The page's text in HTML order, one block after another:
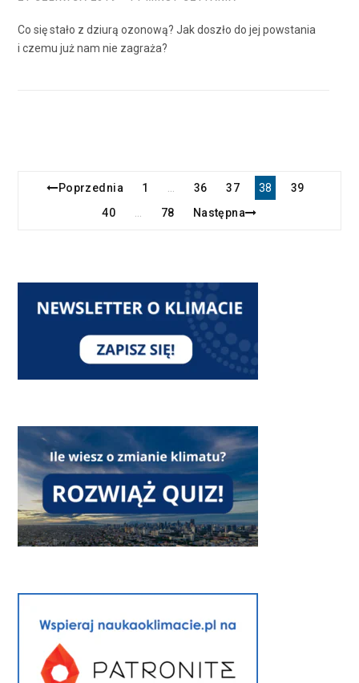
Co się stało z dziurą ozonową? Jak doszło do jej powstania
i czemu już nam nie zagraża?
Poprzednia 1 … 36 37 38
39
40
… 78 Następna